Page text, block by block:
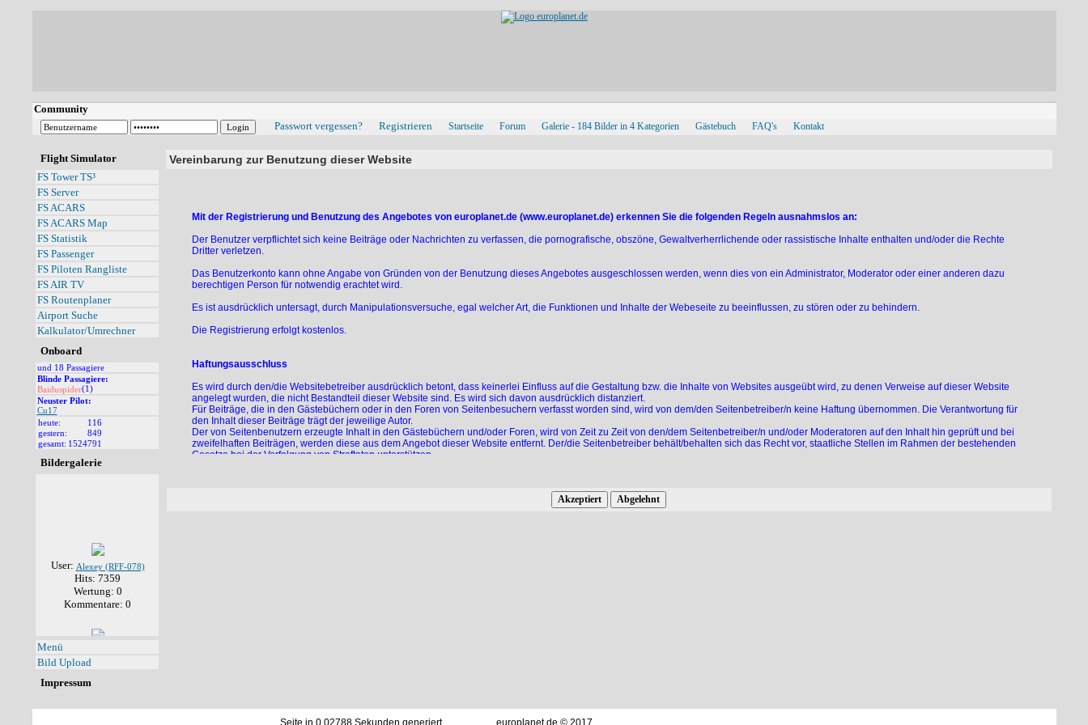
Community
Passwort vergessen?
Registrieren Startseite Forum Galerie - 184 Bilder in 4 Kategorien Gästebuch FAQ's Kontakt
Flight Simulator
FS Tower TS³
FS Server
FS ACARS
FS ACARS Map
FS Statistik
FS Passenger
FS Piloten Rangliste
FS AIR TV
FS Routenplaner
Airport Suche
Kalkulator/Umrechner
Onboard
und 18 Passagiere
Blinde Passagiere:
Baiduspider(1)
Neuster Pilot:
Cu17
heute:
116
gestern:
849
gesamt: 1524791
Bildergalerie
User: Alexey (RFF-078)
Hits: 7359
Wertung: 0
Kommentare: 0
User:
Hits: 7138
Kommentare: 1
Menü
Bild Upload
Impressum
Vereinbarung zur Benutzung dieser Website
Mit der Registrierung und Benutzung des Angebotes von europlanet.de (www.europlanet.de) erkennen Sie die folgenden Regeln ausnahmslos an:
Der Benutzer verpflichtet sich keine Beiträge oder Nachrichten zu verfassen, die pornografische, obszöne, Gewaltverherrlichende oder rassistische Inhalte enthalten und/oder die Rechte
Dritter verletzen.
Das Benutzerkonto kann ohne Angabe von Gründen von der Benutzung dieses Angebotes ausgeschlossen werden, wenn dies von ein Administrator, Moderator oder einer anderen dazu
berechtigen Person für notwendig erachtet wird.
Es ist ausdrücklich untersagt, durch Manipulationsversuche, egal welcher Art, die Funktionen und Inhalte der Webeseite zu beeinflussen, zu stören oder zu behindern.
Die Registrierung erfolgt kostenlos.
Haftungsausschluss
Es wird durch den/die Websitebetreiber ausdrücklich betont, dass keinerlei Einfluss auf die Gestaltung bzw. die Inhalte von Websites ausgeübt wird, zu denen Verweise auf dieser Website
angelegt wurden, die nicht Bestandteil dieser Website sind. Es wird sich davon ausdrücklich distanziert.
Für Beiträge, die in den Gästebüchern oder in den Foren von Seitenbesuchern verfasst worden sind, wird von dem/den Seitenbetreiber/n keine Haftung übernommen. Die Verantwortung für
den Inhalt dieser Beiträge trägt der jeweilige Autor.
Der von Seitenbenutzern erzeugte Inhalt in den Gästebüchern und/oder Foren, wird von Zeit zu Zeit von den/dem Seitenbetreiber/n und/oder Moderatoren auf den Inhalt hin geprüft und bei
zweifelhaften Beiträgen, werden diese aus dem Angebot dieser Website entfernt. Der/die Seitenbetreiber behält/behalten sich das Recht vor, staatliche Stellen im Rahmen der bestehenden
Gesetze bei der Verfolgung von Straftaten unterstützen.
Der/die Seitenbetreiber behält/behalten sich das Recht vor, virtuelles Hausverbot bei Zuwiderhandlung gegen diese Richtlinien zu verhängen.
Seite in 0.02788 Sekunden generiert europlanet.de © 2017